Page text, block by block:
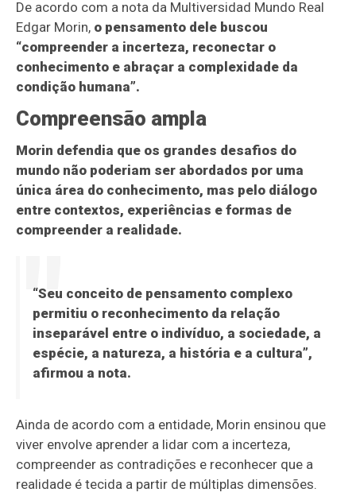
De acordo com a nota da Multiversidad Mundo Real
Edgar Morin, o pensamento dele buscou
“compreender a incerteza, reconectar o
conhecimento e abraçar a complexidade da
condição humana”.
Compreensão ampla
Morin defendia que os grandes desafios do
mundo não poderiam ser abordados por uma
única área do conhecimento, mas pelo diálogo
entre contextos, experiências e formas de
compreender a realidade.
“Seu conceito de pensamento complexo
permitiu o reconhecimento da relação
inseparável entre o indivíduo, a sociedade, a
espécie, a natureza, a história e a cultura”,
afirmou a nota.
Ainda de acordo com a entidade, Morin ensinou que
viver envolve aprender a lidar com a incerteza,
compreender as contradições e reconhecer que a
realidade é tecida a partir de múltiplas dimensões.